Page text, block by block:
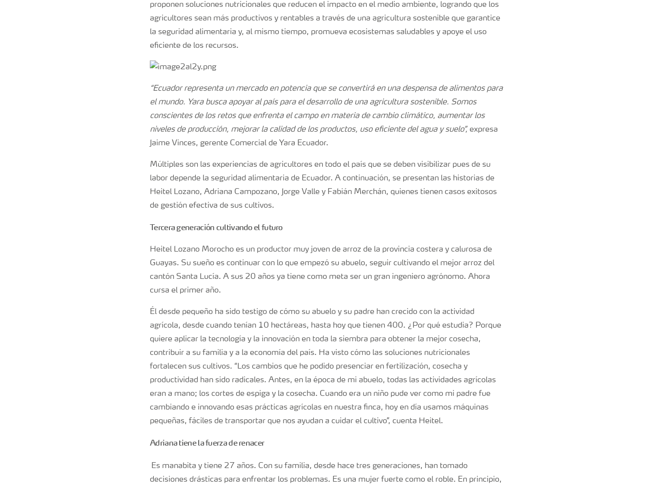
proponen soluciones nutricionales que reducen el impacto en el medio ambiente, logrando que los
agricultores sean más productivos y rentables a través de una agricultura sostenible que garantice
la seguridad alimentaria y, al mismo tiempo, promueva ecosistemas saludables y apoye el uso
eficiente de los recursos.
“Ecuador representa un mercado en potencia que se convertirá en una despensa de alimentos para
el mundo. Yara busca apoyar al país para el desarrollo de una agricultura sostenible. Somos
conscientes de los retos que enfrenta el campo en materia de cambio climático, aumentar los
niveles de producción, mejorar la calidad de los productos, uso eficiente del agua y suelo”, expresa
Jaime Vinces, gerente Comercial de Yara Ecuador.
Múltiples son las experiencias de agricultores en todo el país que se deben visibilizar pues de su
labor depende la seguridad alimentaria de Ecuador. A continuación, se presentan las historias de
Heitel Lozano, Adriana Campozano, Jorge Valle y Fabián Merchán, quienes tienen casos exitosos
de gestión efectiva de sus cultivos.
Tercera generación cultivando el futuro
Heitel Lozano Morocho es un productor muy joven de arroz de la provincia costera y calurosa de
Guayas. Su sueño es continuar con lo que empezó su abuelo, seguir cultivando el mejor arroz del
cantón Santa Lucía. A sus 20 años ya tiene como meta ser un gran ingeniero agrónomo. Ahora
cursa el primer año.
Él desde pequeño ha sido testigo de cómo su abuelo y su padre han crecido con la actividad
agrícola, desde cuando tenían 10 hectáreas, hasta hoy que tienen 400. ¿Por qué estudia? Porque
quiere aplicar la tecnología y la innovación en toda la siembra para obtener la mejor cosecha,
contribuir a su familia y a la economía del país. Ha visto cómo las soluciones nutricionales
fortalecen sus cultivos. “Los cambios que he podido presenciar en fertilización, cosecha y
productividad han sido radicales. Antes, en la época de mi abuelo, todas las actividades agrícolas
eran a mano; los cortes de espiga y la cosecha. Cuando era un niño pude ver como mi padre fue
cambiando e innovando esas prácticas agrícolas en nuestra finca, hoy en día usamos máquinas
pequeñas, fáciles de transportar que nos ayudan a cuidar el cultivo”, cuenta Heitel.
Adriana tiene la fuerza de renacer
Es manabita y tiene 27 años. Con su familia, desde hace tres generaciones, han tomado
decisiones drásticas para enfrentar los problemas. Es una mujer fuerte como el roble. En principio,